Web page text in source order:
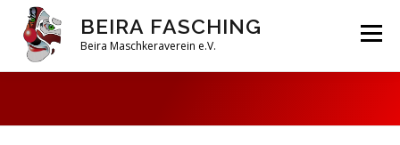
Inhalt
springen
BEIRA FASCHING
Beira Maschkeraverein e.V.
Menü